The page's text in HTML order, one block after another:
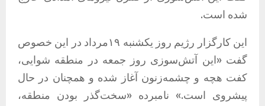
شده است.
این کارگزار رژیم روز یکشنبه ۱۹مرداد در این خصوص
گفت «این آتش‌سوزی روز جمعه در منطقه شوایی،
کفت هچه و چشمه‌‌زنون آغاز شده و همچنان در حال
پیشروی است.» نامبرده «سخت‌گذر بودن منطقه،